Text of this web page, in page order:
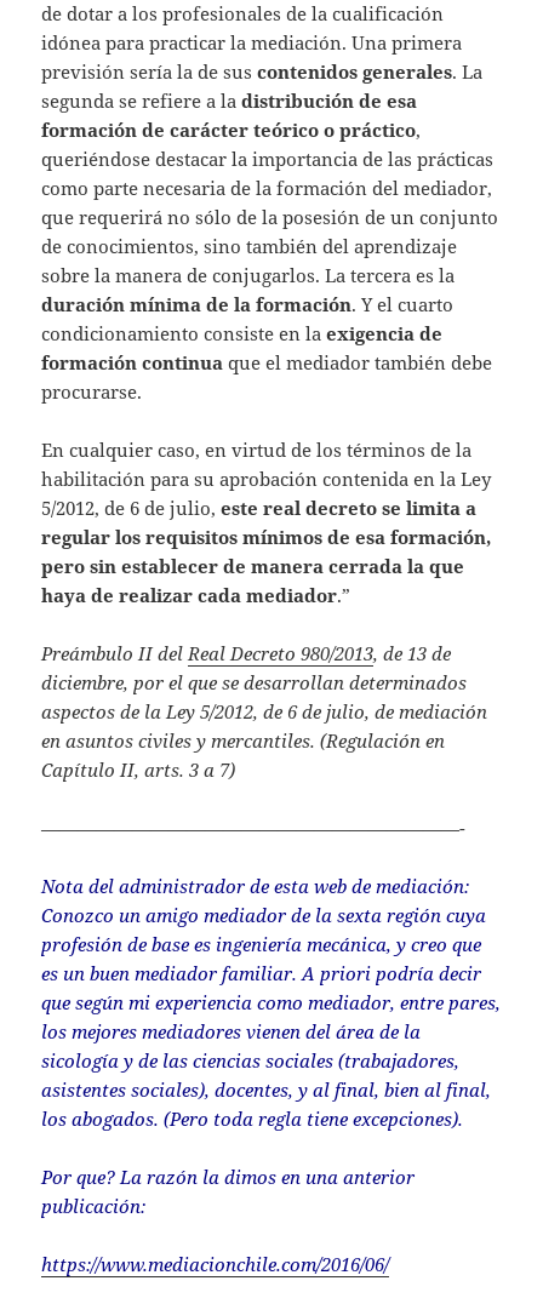
de dotar a los profesionales de la cualificación
idónea para practicar la mediación. Una primera
previsión sería la de suscontenidos generales. La
segunda se refiere a ladistribución de esa
formación de carácter teórico o práctico,
queriéndose destacar la importancia de las prácticas
como parte necesaria de la formación del mediador,
que requerirá no sólo de la posesión de un conjunto
de conocimientos, sino también del aprendizaje
sobre la manera de conjugarlos. La tercera es la
duración mínima de la formación. Y el cuarto
condicionamiento consiste en laexigencia de
formación continua que el mediador también debe
procurarse.
En cualquier caso, en virtud de los términos de la
habilitación para su aprobación contenida en la Ley
5/2012, de 6 de julio,este real decreto se limita a
regular los requisitos mínimos de esa formación,
pero sin establecer de manera cerrada la que
haya de realizar cada mediador.”
Preámbulo II delReal Decreto 980/2013, de 13 de
diciembre, por el que se desarrollan determinados
aspectos de la Ley 5/2012, de 6 de julio, de mediación
en asuntos civiles y mercantiles. (Regulación en
Capítulo II, arts. 3 a 7)
———————————————————————-
Nota del administrador de esta web de mediación:
Conozco un amigo mediador de la sexta región cuya
profesión de base es ingeniería mecánica, y creo que
es un buen mediador familiar. A priori podría decir
que según mi experiencia como mediador, entre pares,
los mejores mediadores vienen del área de la
sicología y de las ciencias sociales (trabajadores,
asistentes sociales), docentes, y al final, bien al final,
los abogados. (Pero toda regla tiene excepciones).
Por que? La razón la dimos en una anterior
publicación:
https://www.mediacionchile.com/2016/06/